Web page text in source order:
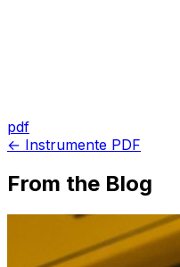
pdf
← Instrumente PDF
From the Blog